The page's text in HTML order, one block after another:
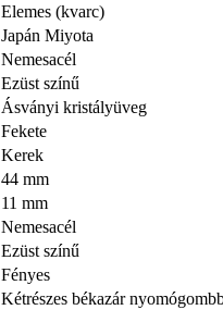
Elemes (kvarc)
Japán Miyota
Nemesacél
Ezüst színű
Ásványi kristályüveg
Fekete
Kerek
44 mm
11 mm
Nemesacél
Ezüst színű
Fényes
Kétrészes békazár